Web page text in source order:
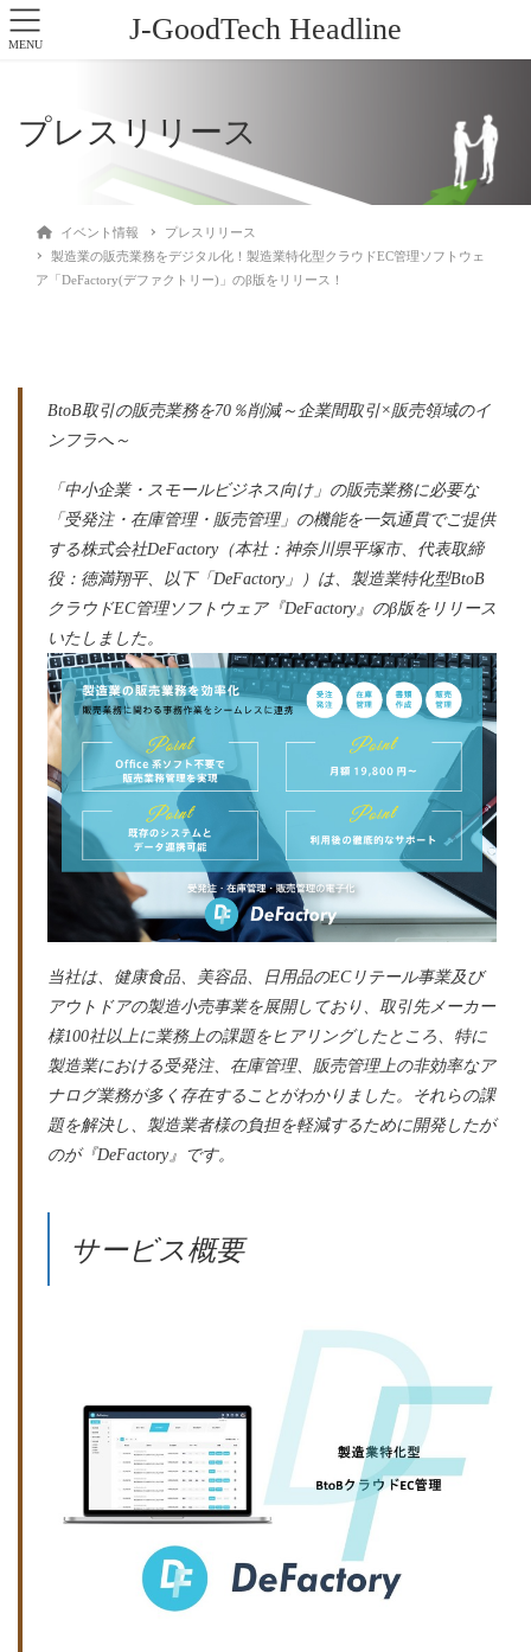
J-GoodTech Headline
プレスリリース
イベント情報
プレスリリース
製造業の販売業務をデジタル化！製造業特化型クラウドEC管理ソフトウェ
ア「DeFactory(デファクトリー)」のβ版をリリース！
BtoB取引の販売業務を70％削減～企業間取引×販売領域のイ
ンフラへ～
「中小企業・スモールビジネス向け」の販売業務に必要な
「受発注・在庫管理・販売管理」の機能を一気通貫でご提供
する株式会社DeFactory（本社：神奈川県平塚市、代表取締
役：徳満翔平、以下「DeFactory」）は、製造業特化型BtoB
クラウドEC管理ソフトウェア『DeFactory』のβ版をリリース
いたしました。
当社は、健康食品、美容品、日用品のECリテール事業及び
アウトドアの製造小売事業を展開しており、取引先メーカー
様100社以上に業務上の課題をヒアリングしたところ、特に
製造業における受発注、在庫管理、販売管理上の非効率なア
ナログ業務が多く存在することがわかりました。それらの課
題を解決し、製造業者様の負担を軽減するために開発したが
のが『DeFactory』です。
サービス概要
MENU